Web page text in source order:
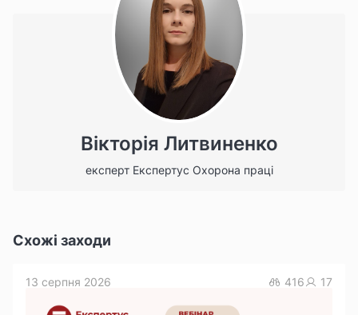
Вікторія Литвиненко
експерт Експертус Охорона праці
Схожі заходи
13 серпня 2026 416 17